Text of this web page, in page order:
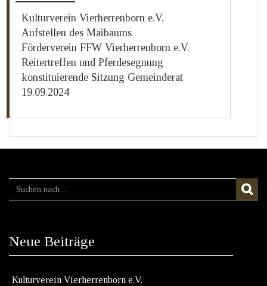
Kulturverein Vierherrenborn e.V.
Aufstellen des Maibaums
Förderverein FFW Vierherrenborn e.V.
Reitertreffen und Pferdesegnung
konstituierende Sitzung Gemeinderat
19.09.2024
Neue Beiträge
Kulturverein Vierherrenborn e.V.